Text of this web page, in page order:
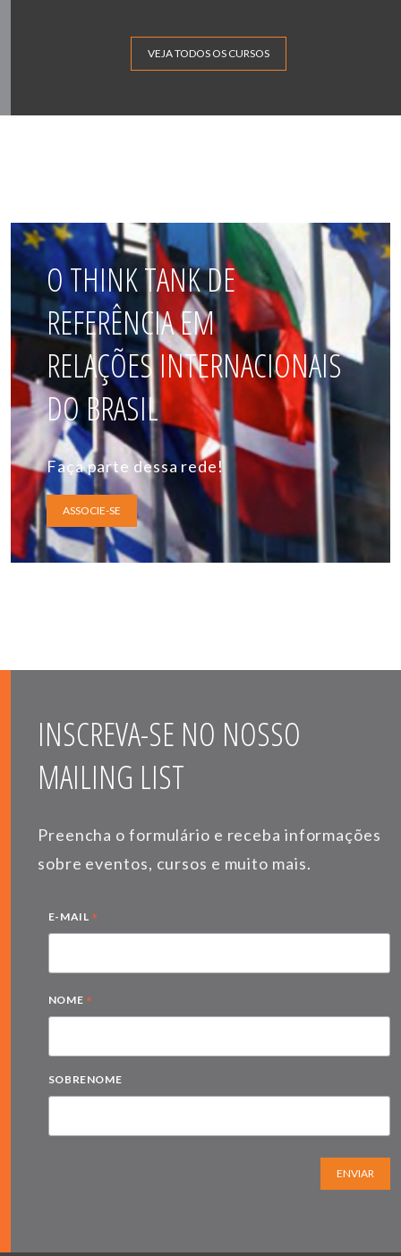
VEJA TODOS OS CURSOS
O THINK TANK DE
REFERÊNCIA EM
RELAÇÕES INTERNACIONAIS
DO BRASIL
Faça parte dessa rede!
ASSOCIE-SE
INSCREVA-SE NO NOSSO
MAILING LIST
Preencha o formulário e receba informações
sobre eventos, cursos e muito mais.
E-MAIL *
NOME *
SOBRENOME
ENVIAR